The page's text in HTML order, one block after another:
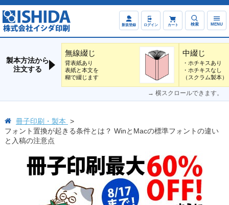
新規登録 ログイン カート 検索 MENU
製本方法から
注文する
無線綴じ
背表紙あり
表紙と本文を
糊で綴じます
中綴じ
・ホチキスあり
・ホチキスなし
（スクラム製本）
→ 横スクロールできます。
冊子印刷・製本
フォント置換が起きる条件とは？ WinとMacの標準フォントの違い
と入稿の注意点